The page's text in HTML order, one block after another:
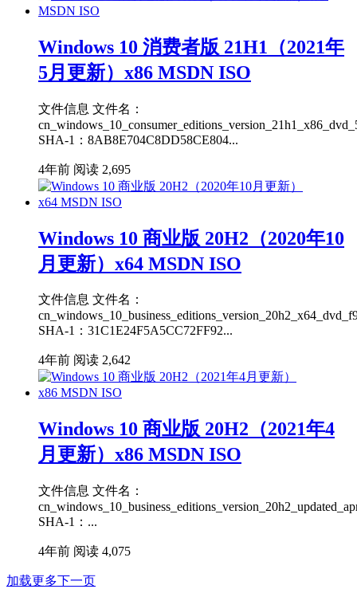
Windows 10 消费者版 21H1（2021年
5月更新）x86 MSDN ISO
文件信息 文件名：
SHA-1：8AB8E704C8DD58CE804...
4年前 阅读 2,695
Windows 10 商业版 20H2（2020年10
月更新）x64 MSDN ISO
文件信息 文件名：
SHA-1：31C1E24F5A5CC72FF92...
4年前 阅读 2,642
Windows 10 商业版 20H2（2021年4
月更新）x86 MSDN ISO
文件信息 文件名：
SHA-1：...
4年前 阅读 4,075
加载更多下一页